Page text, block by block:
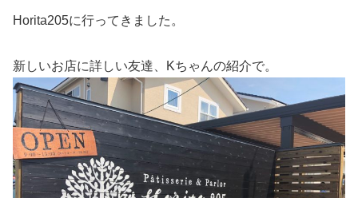
Horita205に行ってきました。
新しいお店に詳しい友達、Kちゃんの紹介で。